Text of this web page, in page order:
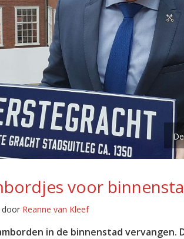
voor
door Reanne van Kleef
in de binnenstad vervangen.